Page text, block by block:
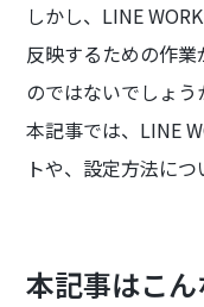
しかし、LINE
反映するための作
のではないでしょう
本記事では、LINE
トや、設定方法につ
本記事はこ